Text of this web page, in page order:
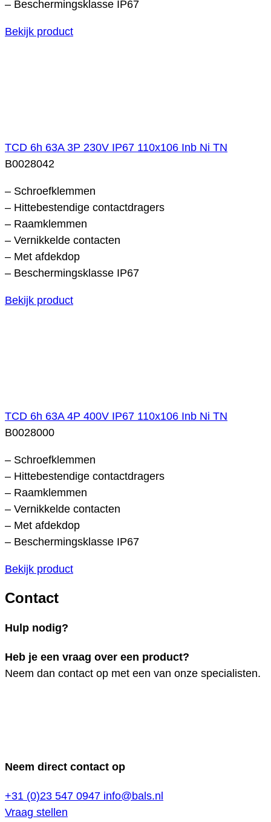
– Beschermingsklasse IP67
Bekijk product
TCD 6h 63A 3P 230V IP67 110x106 Inb Ni TN
B0028042
– Schroefklemmen
– Hittebestendige contactdragers
– Raamklemmen
– Vernikkelde contacten
– Met afdekdop
– Beschermingsklasse IP67
Bekijk product
TCD 6h 63A 4P 400V IP67 110x106 Inb Ni TN
B0028000
– Schroefklemmen
– Hittebestendige contactdragers
– Raamklemmen
– Vernikkelde contacten
– Met afdekdop
– Beschermingsklasse IP67
Bekijk product
Contact
Hulp nodig?
Heb je een vraag over een product?
Neem dan contact op met een van onze specialisten.
Neem direct contact op
+31 (0)23 547 0947 info@bals.nl
Vraag stellen